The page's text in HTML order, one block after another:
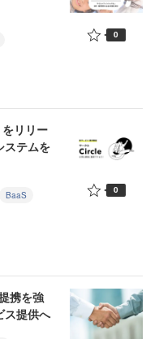
0
リリー
テムを
BaaS 0
携を強
提供へ